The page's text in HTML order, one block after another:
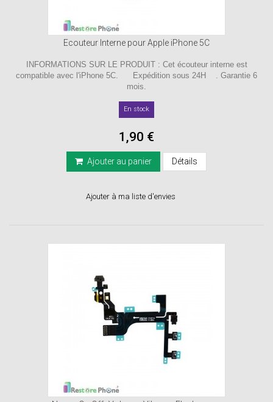
Ecouteur Interne pour Apple iPhone 5C
INFORMATIONS SUR LE PRODUIT : Cet écouteur interne est
compatible avec l'iPhone 5C. Expédition sous 24H . Garantie 6
mois.
En stock
1,90 €
Ajouter au panier Détails
Ajouter à ma liste d'envies